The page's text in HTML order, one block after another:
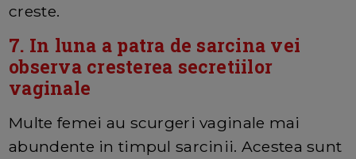
creste.
7. In luna a patra de sarcina vei
observa cresterea secretiilor
vaginale
Multe femei au scurgeri vaginale mai
abundente in timpul sarcinii. Acestea sunt